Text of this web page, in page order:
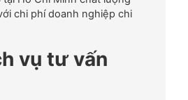
chi phí doanh nghiệp chi
vụ tư vấn